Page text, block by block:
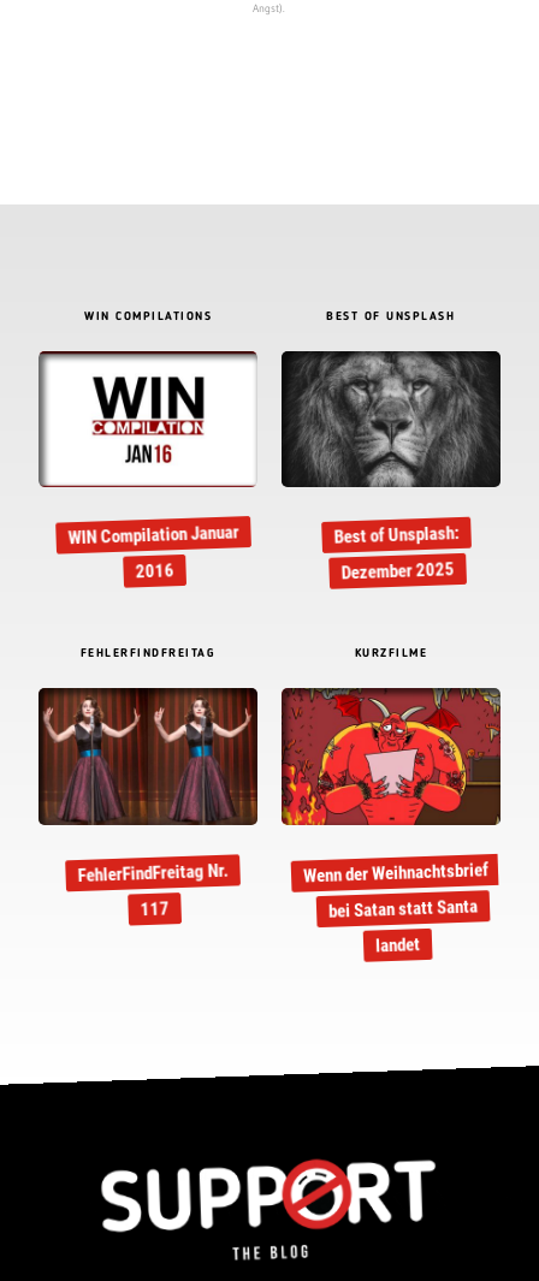
Angst).
WIN COMPILATIONS
WIN Compilation Januar
2016
BEST OF UNSPLASH
Best of Unsplash:
Dezember 2025
FEHLERFINDFREITAG
FehlerFindFreitag Nr.
117
KURZFILME
Wenn der Weihnachtsbrief
bei Satan statt Santa
landet